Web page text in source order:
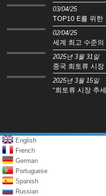
03/04/25
TOP10 E를 위한
02/04/25
세계 최고 수준의
2025년 3월 31일
중국 희토류 시
2025년 3월 15일
“희토류 시장 추세
English
French
German
Portuguese
Spanish
Russian